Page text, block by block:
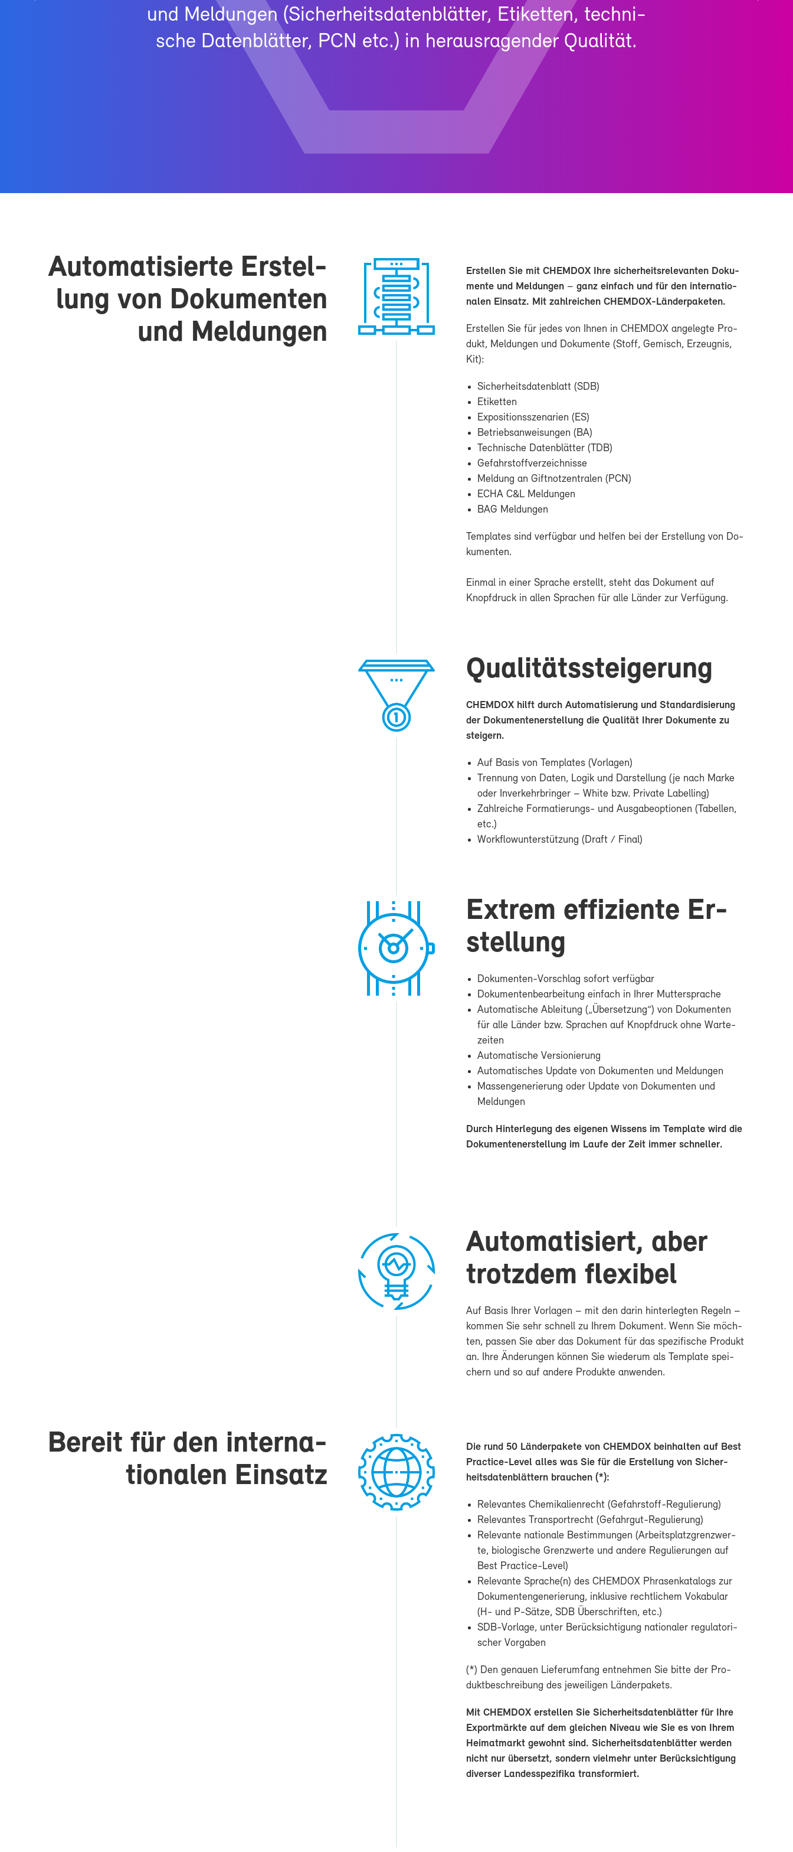
und Mel­dun­gen (Si­cher­heits­da­ten­blät­ter, Eti­ket­ten, tech­ni­
sche Da­ten­blät­ter, PCN etc.) in her­aus­ra­gen­der Qua­li­tät.
Au­to­ma­ti­sier­te Er­stel­
lung von Do­ku­men­ten
und Mel­dun­gen
Er­stel­len Sie mit CHEM­DOX Ih­re si­cher­heits­re­le­van­ten Do­ku­
men­te und Mel­dun­gen– ganz ein­fach und für den in­ter­na­tio­
na­len Ein­satz. Mit zahl­rei­chen CHEMDOX-​Länderpaketen.
Er­stel­len Sie für je­des von Ih­nen in CHEM­DOX an­ge­leg­te Pro­
dukt, Mel­dun­gen und Do­ku­men­te (Stoff, Ge­misch, Er­zeug­nis,
Kit):
Si­cher­heits­da­ten­blatt (SDB)
Eti­ket­ten
Ex­po­si­ti­ons­sze­na­ri­en (ES)
Be­triebs­an­wei­sun­gen (BA)
Tech­ni­sche Da­ten­blät­ter (TDB)
Ge­fahr­stoff­ver­zeich­nis­se
Mel­dung an Gift­not­zen­tra­len (PCN)
ECHA C&L Mel­dun­gen
BAG Mel­dun­gen
Tem­pla­tes sind ver­füg­bar und hel­fen bei der Er­stel­lung von Do­
ku­men­ten.
Ein­mal in ei­ner Spra­che er­stellt, steht das Do­ku­ment auf
Knopf­druck in al­len Spra­chen für al­le Län­der zur Ver­fü­gung.
Qua­li­täts­stei­ge­rung
CHEM­DOX hilft durch Au­to­ma­ti­sie­rung und Stan­dar­di­sie­rung
der Do­ku­men­ten­er­stel­lung die Qua­li­tät Ih­rer Do­ku­men­te zu
stei­gern.
Auf Ba­sis von Tem­pla­tes (Vor­la­gen)
Tren­nung von Da­ten, Lo­gik und Dar­stel­lung (je nach Mar­ke
oder In­ver­kehr­brin­ger – White bzw. Pri­va­te La­bel­ling)
Zahl­rei­che Formatierungs-​ und Aus­ga­be­op­tio­nen (Ta­bel­len,
etc.)
Work­flow­un­ter­stüt­zung (Draft / Fi­nal)
Ex­trem ef­fi­zi­en­te Er­
stel­lung
Dokumenten-​Vorschlag so­fort ver­füg­bar
Do­ku­men­ten­be­ar­bei­tung ein­fach in Ih­rer Mut­ter­spra­che
Au­to­ma­ti­sche Ab­lei­tung („Über­set­zung“) von Do­ku­men­ten
für al­le Län­der bzw. Spra­chen auf Knopf­druck oh­ne War­te­
zei­ten
Au­to­ma­ti­sche Ver­sio­nie­rung
Au­to­ma­ti­sches Up­date von Do­ku­men­ten und Mel­dun­gen
Mas­sen­ge­nerie­rung oder Up­date von Do­ku­men­ten und
Mel­dun­gen
Durch Hin­ter­le­gung des ei­ge­nen Wis­sens im Tem­p­la­te wird die
Do­ku­men­ten­er­stel­lung im Lau­fe der Zeit im­mer schnel­ler.
Au­to­ma­ti­siert, aber
trotz­dem fle­xi­bel
Auf Ba­sis Ih­rer Vor­la­gen – mit den dar­in hin­ter­leg­ten Re­geln –
kom­men Sie sehr schnell zu Ih­rem Do­ku­ment. Wenn Sie möch­
ten, pas­sen Sie aber das Do­ku­ment für das spe­zi­fi­sche Pro­dukt
an. Ih­re Än­de­run­gen kön­nen Sie wie­der­um als Tem­p­la­te spei­
chern und so auf an­de­re Pro­duk­te an­wen­den.
Be­reit für den in­ter­na­
tio­na­len Ein­satz
Die rund 50 Län­der­pa­ke­te von CHEM­DOX be­inhal­ten auf Best
Practice-​Level al­les was Sie für die Er­stel­lung von Si­cher­
heits­da­ten­blät­tern brau­chen (*):
Re­le­van­tes Che­mi­ka­li­en­recht (Gefahrstoff-​Regulierung)
Re­le­van­tes Trans­port­recht (Gefahrgut-​Regulierung)
Re­le­van­te na­tio­na­le Be­stim­mun­gen (Ar­beits­platz­grenz­wer­
te, bio­lo­gi­sche Grenz­wer­te und an­de­re Re­gu­lie­run­gen auf
Best Practice-​Level)
Re­le­van­te Spra­che(n) des CHEM­DOX Phra­sen­ka­ta­logs zur
Do­ku­men­ten­ge­nerie­rung, in­klu­si­ve recht­li­chem Vo­ka­bu­lar
(H- und P-​Sätze, SDB Über­schrif­ten, etc.)
SDB-​Vorlage, un­ter Be­rück­sich­ti­gung na­tio­na­ler re­gu­la­to­ri­
scher Vor­ga­ben
(*) Den ge­nau­en Lie­fer­um­fang ent­neh­men Sie bit­te der Pro­
dukt­be­schrei­bung des je­wei­li­gen Län­der­pa­kets.
Mit CHEM­DOX er­stel­len Sie Si­cher­heits­da­ten­blät­ter für Ih­re
Ex­port­märk­te auf dem glei­chen Ni­veau wie Sie es von Ih­rem
Hei­mat­markt ge­wohnt sind. Si­cher­heits­da­ten­blät­ter wer­den
nicht nur über­setzt, son­dern viel­mehr un­ter Be­rück­sich­ti­gung
di­ver­ser Lan­des­spe­zi­fi­ka trans­for­miert.